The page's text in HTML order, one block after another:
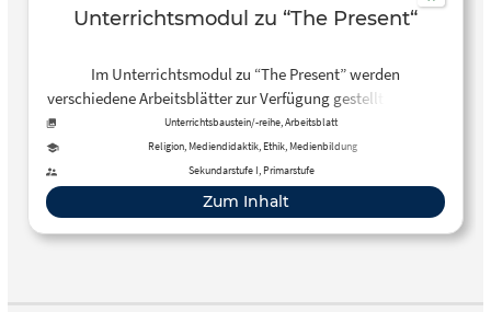
Unterrichtsmodul zu “The Present“
Im Unterrichtsmodul zu “The Present” werden
verschiedene Arbeitsblätter zur Verfügung gestellt, die eine
vertiefte medienkritische Auseinandersetzung mit dem
Kurzfilm “The Present” ermöglichen.
Unterrichtsbaustein/-reihe, Arbeitsblatt
Religion, Mediendidaktik, Ethik, Medienbildung
Sekundarstufe I, Primarstufe
Zum Inhalt